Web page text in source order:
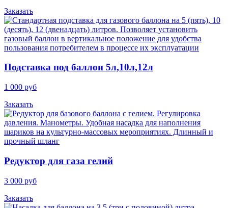
Заказать
Подставка под баллон 5л,10л,12л
1 000 руб
Заказать
Редуктор для газа гелий
3 000 руб
Заказать